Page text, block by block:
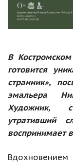
В
готовится
странник»,
эмальера
Художник,
утративший
воспринимает